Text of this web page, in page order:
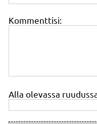
Kommenttisi:
Alla olevassa